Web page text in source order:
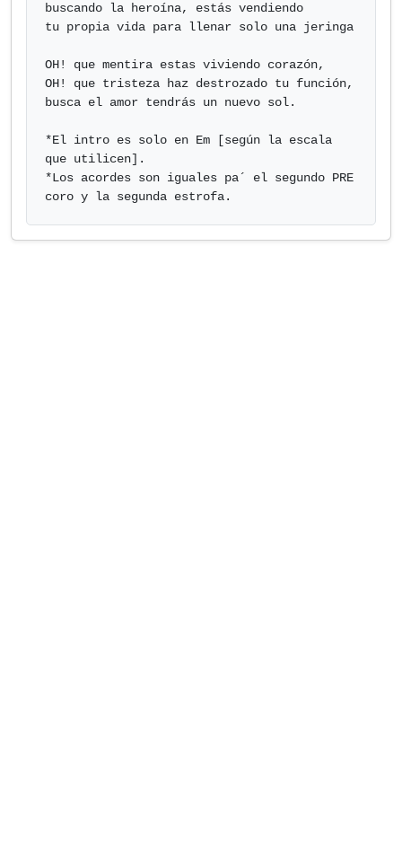
buscando la heroína, estás vendiendo
tu propia vida para llenar solo una jeringa
OH! que mentira estas viviendo corazón,
OH! que tristeza haz destrozado tu función,
busca el amor tendrás un nuevo sol.
*El intro es solo en Em [según la escala
que utilicen].
*Los acordes son iguales pa´ el segundo PRE
coro y la segunda estrofa.